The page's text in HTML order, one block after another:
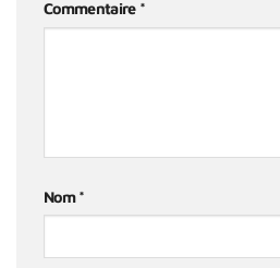
Commentaire *
Nom*